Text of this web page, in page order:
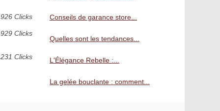
Clicks
Clicks
Clicks
Conseils de garance store...
Quelles sont les tendances...
L'Élégance Rebelle :...
La gelée bouclante : comment...